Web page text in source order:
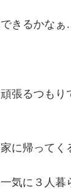
きるかなぁ
張るつも
に帰ってく
気に３人暮